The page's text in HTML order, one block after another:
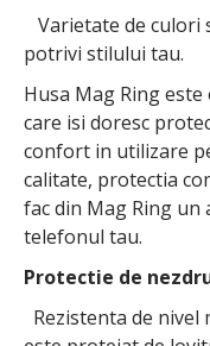
Varietate de culori
potrivi stilului tau.
Husa Mag Ring
care isi doresc
confort in utilizare
calitate, protectia
fac din Mag Ring
telefonul tau.
Protectie de
Rezistenta de nivel